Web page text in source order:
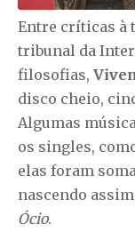
Entre críticas à
tribunal da
filosofias,
disco cheio,
Algumas
os singles,
elas foram
nascendo
Ócio.